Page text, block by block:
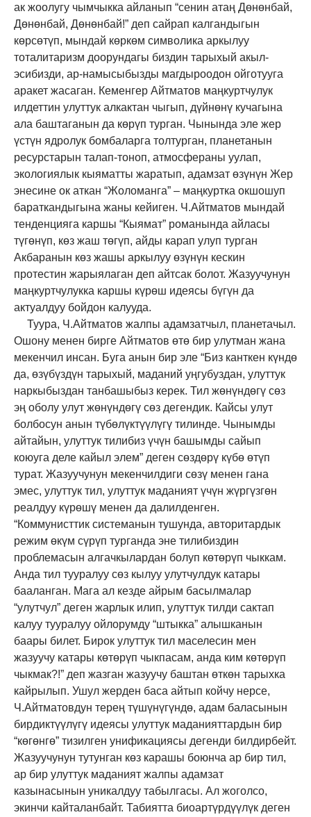
ак жоолугу чымчыкка айланып “сенин атаң Дөнөнбай,
Дөнөнбай, Дөнөнбай!” деп сайрап калгандыгын
көрсөтүп, мындай көркөм символика аркылуу
тоталитаризм доорундагы биздин тарыхый акыл-
эсибизди, ар-намысыбызды магдыроодон ойготууга
аракет жасаган. Кеменгер Айтматов маңкуртчулук
илдеттин улуттук алкактан чыгып, дүйнөнү кучагына
ала баштаганын да көрүп турган. Чынында эле жер
үстүн ядролук бомбаларга толтурган, планетанын
ресурстарын талап-тоноп, атмосфераны уулап,
экологиялык кыяматты жаратып, адамзат өзүнүн Жер
энесине ок аткан “Жоломанга” – маңкуртка окшошуп
бараткандыгына жаны кейиген. Ч.Айтматов мындай
тенденцияга каршы “Кыямат” романында айласы
түгөнүп, көз жаш төгүп, айды карап улуп турган
Акбаранын көз жашы аркылуу өзүнүн кескин
протестин жарыялаган деп айтсак болот. Жазуучунун
маңкуртчулукка каршы күрөш идеясы бүгүн да
актуалдуу бойдон калууда.
Туура, Ч.Айтматов жалпы адамзатчыл, планетачыл.
Ошону менен бирге Айтматов өтө бир улутман жана
мекенчил инсан. Буга анын бир эле “Биз канткен күндө
да, өзүбүздүн тарыхый, маданий уңгубуздан, улуттук
наркыбыздан танбашыбыз керек. Тил жөнүндөгү сөз
эң оболу улут жөнүндөгү сөз дегендик. Кайсы улут
болбосун анын түбөлүктүүлүгү тилинде. Чынымды
айтайын, улуттук тилибиз үчүн башымды сайып
коюуга деле кайыл элем” деген сөздөрү күбө өтүп
турат. Жазуучунун мекенчилдиги сөзү менен гана
эмес, улуттук тил, улуттук маданият үчүн жүргүзгөн
реалдуу күрөшү менен да далилденген.
“Коммунисттик системанын тушунда, авторитардык
режим өкүм сүрүп турганда эне тилибиздин
проблемасын алгачкылардан болуп көтөрүп чыккам.
Анда тил тууралуу сөз кылуу улутчулдук катары
бааланган. Мага ал кезде айрым басылмалар
“улутчул” деген жарлык илип, улуттук тилди сактап
калуу тууралуу ойлорумду “штыкка” алышканын
баары билет. Бирок улуттук тил маселесин мен
жазуучу катары көтөрүп чыкпасам, анда ким көтөрүп
чыкмак?!” деп жазган жазуучу баштан өткөн тарыхка
кайрылып. Ушул жерден баса айтып койчу нерсе,
Ч.Айтматовдун терең түшүнүгүндө, адам баласынын
бирдиктүүлүгү идеясы улуттук маданияттардын бир
“көгөнгө” тизилген унификациясы дегенди билдирбейт.
Жазуучунун тутунган көз карашы боюнча ар бир тил,
ар бир улуттук маданият жалпы адамзат
казынасынын уникалдуу табылгасы. Ал жоголсо,
экинчи кайталанбайт. Табиятта биоартүрдүүлүк деген